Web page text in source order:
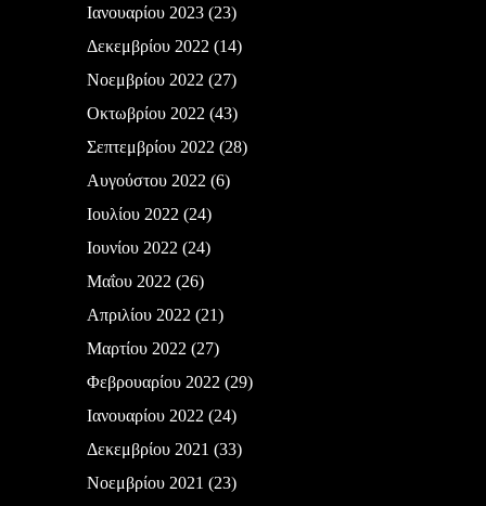
Ιανουαρίου 2023(23)
Δεκεμβρίου 2022 (14)
Νοεμβρίου 2022 (27)
Οκτωβρίου 2022 (43)
Σεπτεμβρίου 2022 (28)
Αυγούστου 2022 (6)
Ιουλίου 2022 (24)
Ιουνίου 2022 (24)
Μαΐου 2022 (26)
Απριλίου 2022 (21)
Μαρτίου 2022 (27)
Φεβρουαρίου 2022 (29)
Ιανουαρίου 2022 (24)
Δεκεμβρίου 2021 (33)
Νοεμβρίου 2021 (23)